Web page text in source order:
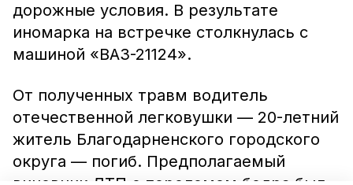
дорожные условия. В результате
иномарка на встречке столкнулась с
машиной «ВАЗ-21124».
От полученных травм водитель
отечественной легковушки — 20-летний
житель Благодарненского городского
округа — погиб. Предполагаемый